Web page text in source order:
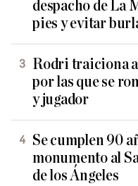
despacho de La
pies y evitar
Rodri traiciona
por las que se
y jugador
Se cumplen 90
monumento al
de los Ángeles